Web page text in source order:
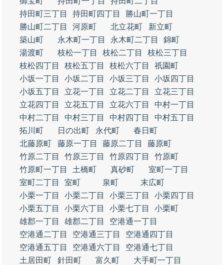
持田町三丁目
持田町四丁目
勝山町一丁目
勝山町二丁目
河原町 北立花町
新立町
築山町
永木町一丁目 永木町二丁目
錦町
湯渡町
枝松一丁目 枝松二丁目
枝松三丁目
枝松四丁目
枝松五丁目 枝松六丁目
祇園町
小坂一丁目
小坂二丁目 小坂三丁目
小坂四丁目
小坂五丁目
立花一丁目 立花二丁目
立花三丁目
立花四丁目
立花五丁目 立花六丁目
中村一丁目
中村二丁目
中村三丁目 中村四丁目
中村五丁目
拓川町
日の出町 永代町
春日町
北藤原町
藤原一丁目 藤原二丁目
藤原町
竹原二丁目
竹原三丁目 竹原四丁目
竹原町
竹原町一丁目
土橋町 真砂町
室町一丁目
室町二丁目
室町 泉町
末広町
小栗一丁目
小栗二丁目 小栗三丁目
小栗四丁目
小栗五丁目
小栗六丁目 小栗七丁目
小栗町
雄郡一丁目
雄郡二丁目
空港通一丁目
空港通二丁目
空港通三丁目
空港通四丁目
空港通五丁目
空港通六丁目
空港通七丁目
土居田町
針田町 富久町
大手町一丁目